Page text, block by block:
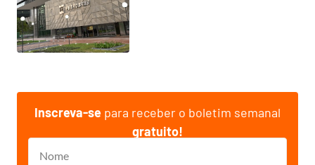
Inscreva-se para receber o boletim semanal
gratuito!